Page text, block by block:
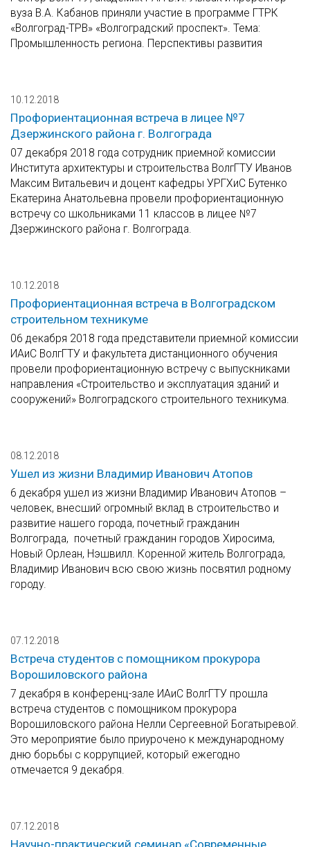
вуза В.А. Кабанов приняли участие в программе ГТРК
«Волгоград-ТРВ» «Волгоградский проспект». Тема:
Промышленность региона. Перспективы развития
10.12.2018
Профориентационная встреча в лицее №7
Дзержинского района г. Волгограда
07 декабря 2018 года сотрудник приемной комиссии
Института архитектуры и строительства ВолгГТУ Иванов
Максим Витальевич и доцент кафедры УРГХиС Бутенко
Екатерина Анатольевна провели профориентационную
встречу со школьниками 11 классов в лицее №7
Дзержинского района г. Волгограда.
10.12.2018
Профориентационная встреча в Волгоградском
строительном техникуме
06 декабря 2018 года представители приемной комиссии
ИАиС ВолгГТУ и факультета дистанционного обучения
провели профориентационную встречу с выпускниками
направления «Строительство и эксплуатация зданий и
сооружений» Волгоградского строительного техникума.
08.12.2018
Ушел из жизни Владимир Иванович Атопов
6 декабря ушел из жизни Владимир Иванович Атопов –
человек, внесший огромный вклад в строительство и
развитие нашего города, почетный гражданин
Волгограда, почетный гражданин городов Хиросима,
Новый Орлеан, Нэшвилл. Коренной житель Волгограда,
Владимир Иванович всю свою жизнь посвятил родному
городу.
07.12.2018
Встреча студентов с помощником прокурора
Ворошиловского района
7 декабря в конференц-зале ИАиС ВолгГТУ прошла
встреча студентов с помощником прокурора
Ворошиловского района Нелли Сергеевной Богатыревой.
Это мероприятие было приурочено к международному
дню борьбы с коррупцией, который ежегодно
отмечается 9 декабря.
07.12.2018